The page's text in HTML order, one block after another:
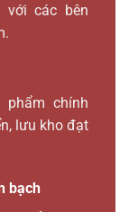
các bên
chính
lưu kho đạt
bạch